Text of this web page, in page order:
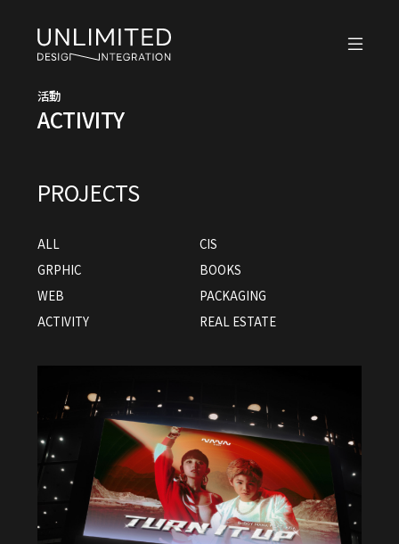
活動
ACTIVITY
PROJECTS
ALL
CIS
GRPHIC
BOOKS
WEB
PACKAGING
ACTIVITY
REAL ESTATE